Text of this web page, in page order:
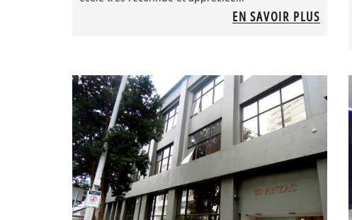
EN SAVOIR PLUS